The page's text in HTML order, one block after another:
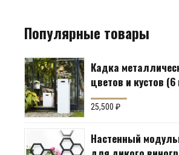
Популярные товары
Кадка
цветов и кустов
25,500₽
Настенный